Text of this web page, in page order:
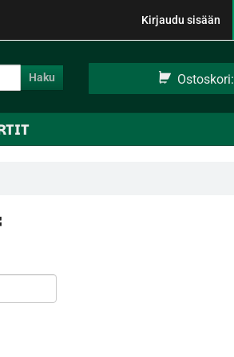
Kirjaudu sisään
Haku Ostoskori: